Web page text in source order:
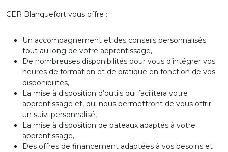
CER Blanquefort vous offre :
Un accompagnement et des conseils personnalisés
tout au long de votre apprentissage,
De nombreuses disponibilités pour vous d’intégrer vos
heures de formation et de pratique en fonction de vos
disponibilités,
La mise à disposition d’outils qui facilitera votre
apprentissage et, qui nous permettront de vous offrir
un suivi personnalisé,
La mise à disposition de bateaux adaptés à votre
apprentissage,
Des offres de financement adaptées à vos besoins et